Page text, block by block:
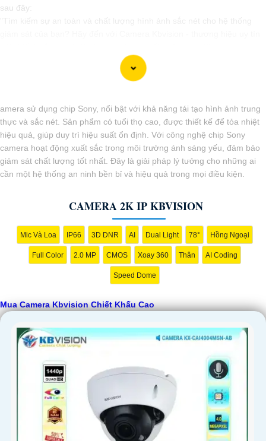
sau đây:
đến cho bạn hình ảnh chất lượng cao, rõ nét và độ tin cậy cao. Đừng
để bất kỳ sự cố nào xảy ra mà không có sự giám sát chuyên nghiệp.
Bạn có thể điều chỉnh và thêm vào nội dung trên để phù hợp với nhu
cầu cụ thể của bạn. Chúc bạn thành công!
'
amera sử dụng chip Sony, nổi bật với khả năng tái tạo hình ảnh trung
thực và sắc nét. Sản phẩm có tuổi thọ cao, được thiết kế để tỏa nhiệt
hiệu quả, giúp duy trì hiệu suất ổn định. Với công nghệ chip Sony
camera hoạt động xuất sắc trong môi trường ánh sáng yếu, đảm bảo
giám sát chất lượng tốt nhất. Đây là giải pháp lý tưởng cho những ai
cần một hệ thống an ninh bền bỉ và hiệu quả trong mọi điều kiện.
CAMERA 2K IP KBVISION
Mic Và Loa IP66 3D DNR AI Dual Light 78° Hồng Ngoại
Full Color 2.0 MP CMOS Xoay 360 Thân AI Coding
Speed Dome
Mua Camera Kbvision Chiết Khấu Cao